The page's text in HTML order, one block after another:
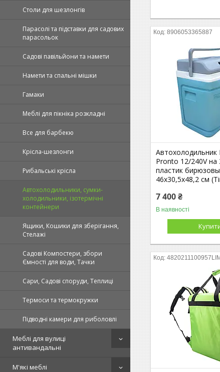
Столи для шезлонгів
Парасолі та підставки для садових
парасольок
Садові павільйони та намети
Намети та спальні мішки
Гамаки
Меблі для пікніка розкладні
Все для барбекю
Крісла-шезлонги
Рибальські крісла
Автохолодильники, сумки-
холодильники, ізотермічні
контейнери
Ящики, Кошики для зберігання,
Стелажі
Садові Компостери, збори
Ємності для води, Тачки
Сари, Садові споруди, Теплиці
Термоси та термокружки
Підводні камери для риболовлі
Меблі для вулиці
антивандальні
М'які меблі
8906053365887
Автохолодильник
Pronto 12/240V на
пластик
46х30,5х48,2 см
7 400 ₴
В наявності